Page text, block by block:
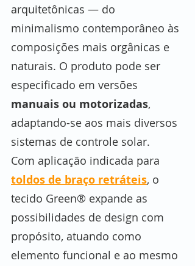
arquitetônicas — do
minimalismo contemporâneo às
composições mais orgânicas e
naturais. O produto pode ser
especificado em versões
manuais ou motorizadas,
adaptando-se aos mais diversos
sistemas de controle solar.
Com aplicação indicada para
toldos de braço retráteis, o
tecido Green® expande as
possibilidades de design com
propósito, atuando como
elemento funcional e ao mesmo